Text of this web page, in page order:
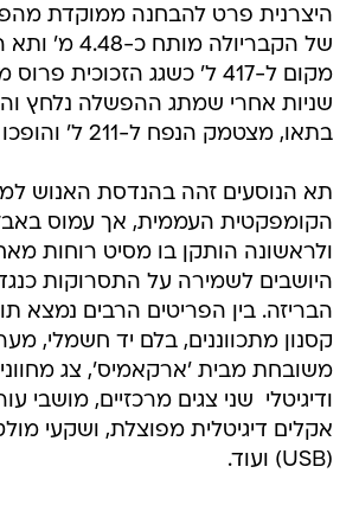
היצרנית פרט להבחנה ממוקדת
של הקבריולה
שניות אחרי שמתג ההפשלה נלחץ
בתאו, מצטמק הנפח ל-211 ל' והופכו לסמלי בלבד.
תא הנוסעים זהה בהנדסת האנוש
הקומפקטית העממית, אך עמוס
ולראשונה הותקן בו מסיט רוחות
היושבים לשמירה על התסרוקות
הבריזה. בין הפריטים הרבים נמצא
קסנון מתכווננים, בלם יד חשמלי,
משובחת מבית 'ארקאמיס', צג
ודיגיטלי  שני צגים מרכזיים, מושבי
אקלים דיגיטלית מפוצלת, ושקעי
(USB) ועוד.